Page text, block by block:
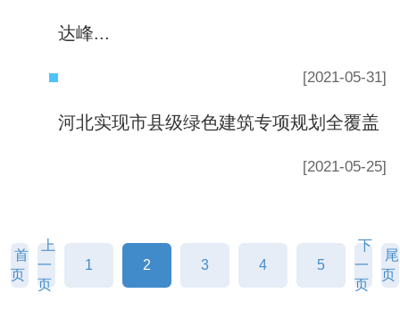
达峰...
[2021-05-31]
河北实现市县级绿色建筑专项规划全覆盖
[2021-05-25]
首
页
上
一
页
1 2 3 4 5
下
一
页
尾
页